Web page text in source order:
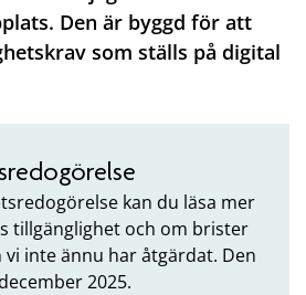
Den är byggd för att
som ställs på digital
kan du läsa mer
tillgänglighet och om brister
inte ännu har åtgärdat. Den
2025.